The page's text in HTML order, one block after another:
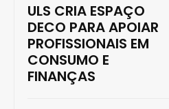
ULS CRIA ESPAÇO
DECO PARA APOIAR
PROFISSIONAIS EM
CONSUMO E
FINANÇAS